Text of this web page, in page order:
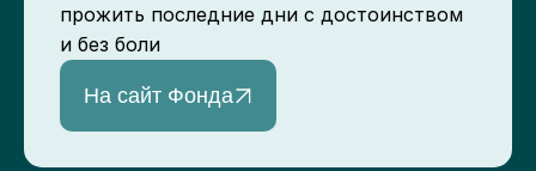
прожить последние дни с достоинством
и без боли
На сайт Фонда